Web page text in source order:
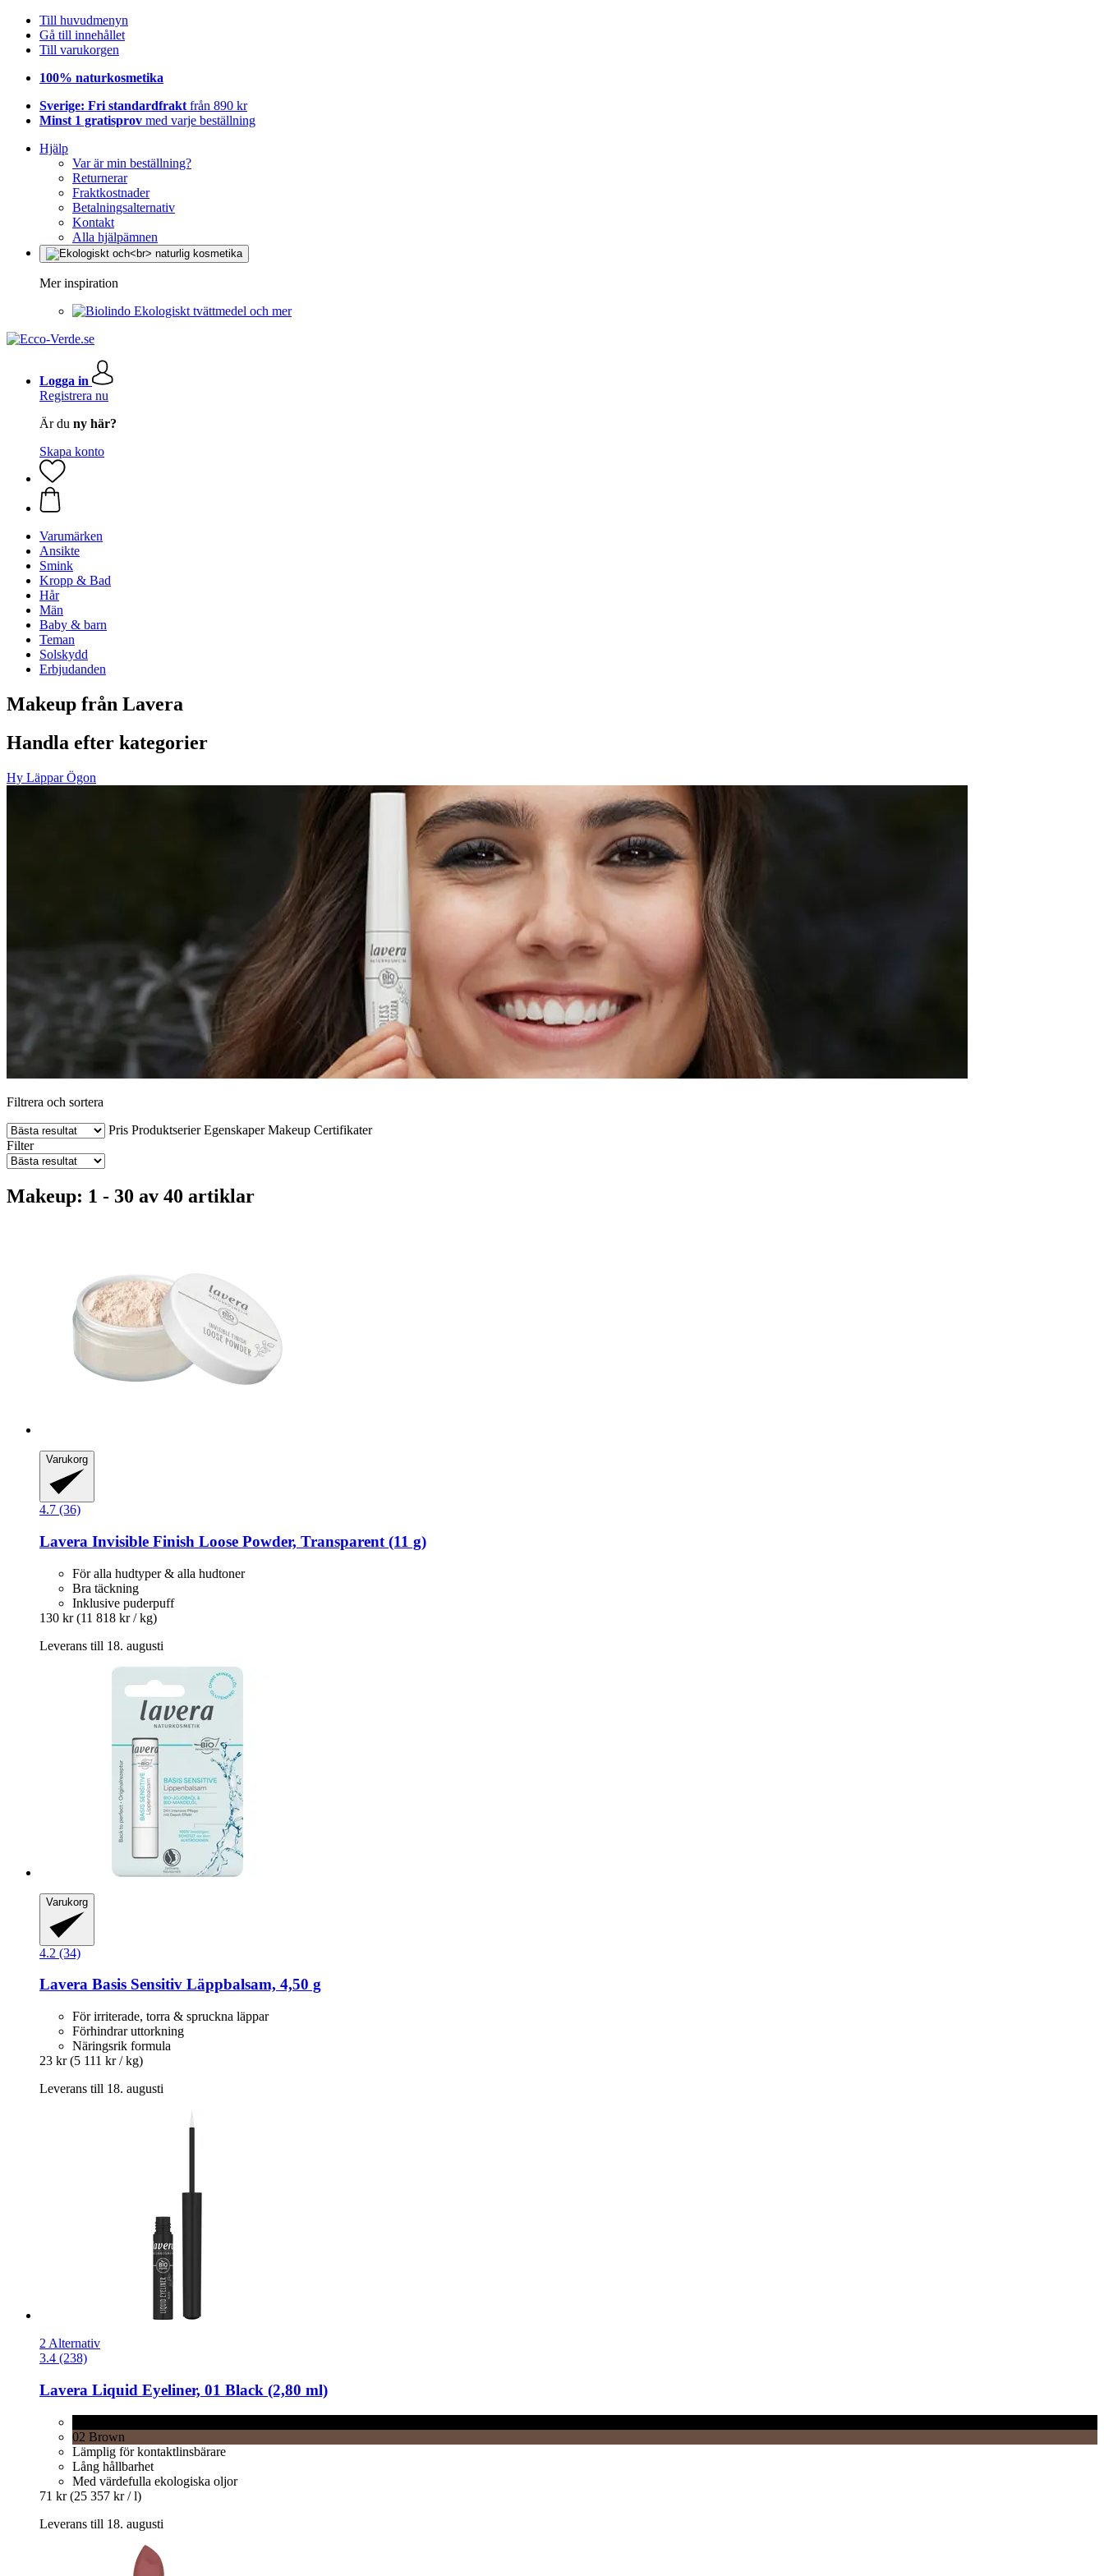
Till huvudmenyn
Gå till innehållet
Till varukorgen
100% naturkosmetika
Sverige: Fri standardfrakt från 890 kr
Minst 1 gratisprov med varje beställning
Hjälp
Var är min beställning?
Returnerar
Fraktkostnader
Betalningsalternativ
Kontakt
Alla hjälpämnen
Mer inspiration
Ekologiskt tvättmedel och mer
Logga in
Registrera nu
Är du ny här?
Skapa konto
Varumärken
Ansikte
Smink
Kropp & Bad
Hår
Män
Baby & barn
Teman
Solskydd
Erbjudanden
Makeup från Lavera
Handla efter kategorier
Hy Läppar Ögon
Filtrera och sortera
Pris Produktserier Egenskaper Makeup Certifikater
Filter
Makeup: 1 - 30 av 40 artiklar
Varukorg
4.7 (36)
Lavera Invisible Finish Loose Powder, Transparent (11 g)
För alla hudtyper & alla hudtoner
Bra täckning
Inklusive puderpuff
130 kr (11 818 kr / kg)
Leverans till 18. augusti
Varukorg
4.2 (34)
Lavera Basis Sensitiv Läppbalsam, 4,50 g
För irriterade, torra & spruckna läppar
Förhindrar uttorkning
Näringsrik formula
23 kr (5 111 kr / kg)
Leverans till 18. augusti
2 Alternativ
3.4 (238)
Lavera Liquid Eyeliner, 01 Black (2,80 ml)
02 Brown
Lämplig för kontaktlinsbärare
Lång hållbarhet
Med värdefulla ekologiska oljor
71 kr (25 357 kr / l)
Leverans till 18. augusti